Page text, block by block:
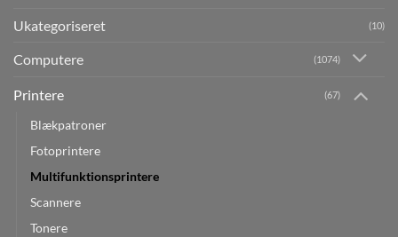
Ukategoriseret (10)
Computere (1074)
Printere (67)
Blækpatroner
Fotoprintere
Multifunktionsprintere
Scannere
Tonere